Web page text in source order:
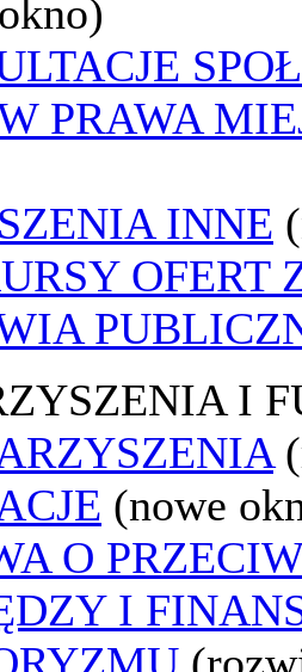
PRAWA
INNE
OFERT
I
(nowe
O
I